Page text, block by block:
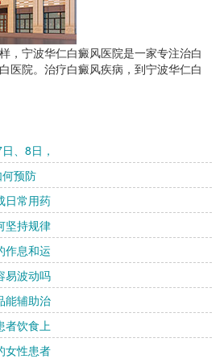
，宁波华仁白癜风医院是一家专注治白
医院。治疗白癜风疾病，到宁波华仁白
、8日，
何预防
日常用药
坚持规律
作息和运
易波动吗
能辅助治
者饮食上
女性患者